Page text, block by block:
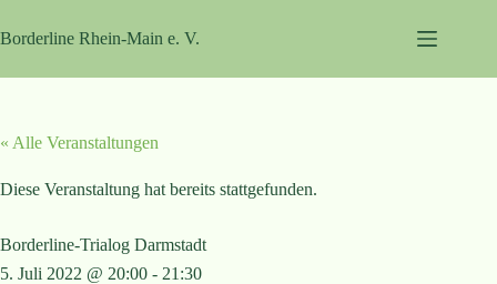
Inhalt
springen
Borderline Rhein-Main e. V.
« Alle Veranstaltungen
Diese Veranstaltung hat bereits stattgefunden.
Borderline-Trialog Darmstadt
5. Juli 2022 @ 20:00 - 21:30